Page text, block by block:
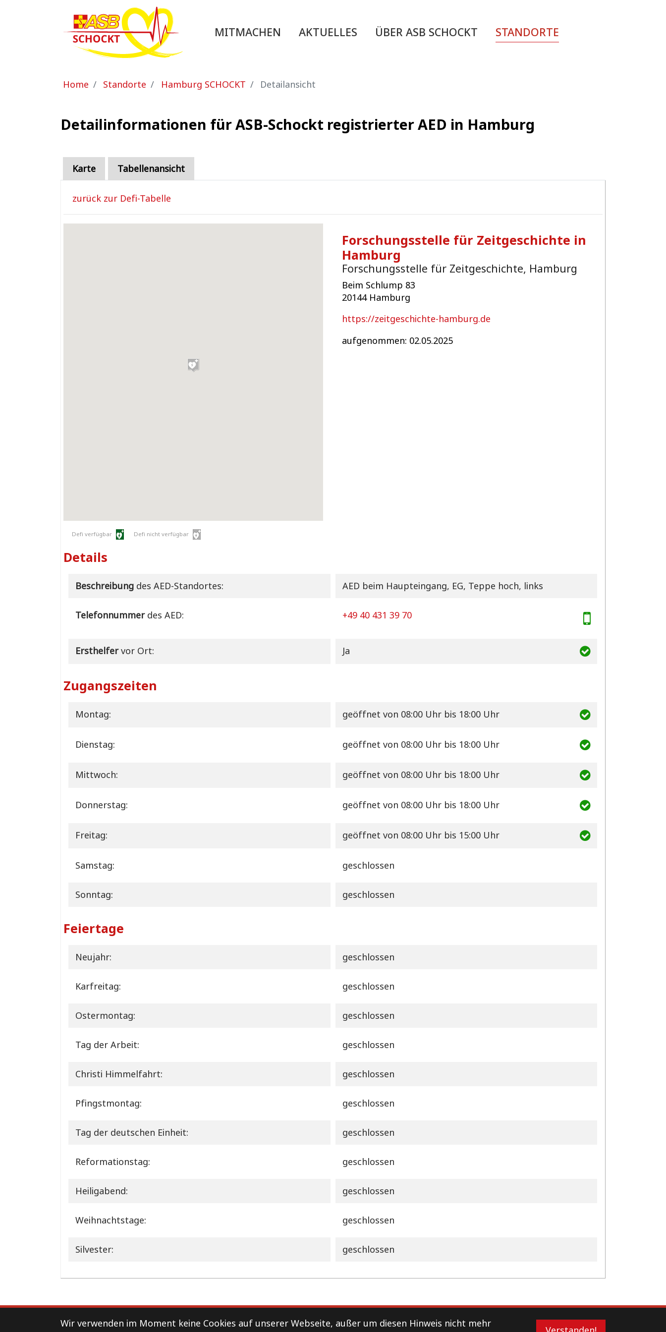
Wir verwenden im Moment keine Cookies auf unserer Webseite, außer um diesen Hinweis nicht mehr
MITMACHEN AKTUELLES ÜBER ASB SCHOCKT STANDORTE
Sie sind hier:
Home Standorte Hamburg SCHOCKT Detailansicht
Detailinformationen für ASB-Schockt registrierter AED in Hamburg
Karte Tabellenansicht
zurück zur Defi-Tabelle
Defi verfügbar Defi nicht verfügbar
Forschungsstelle für Zeitgeschichte in
Hamburg
Forschungsstelle für Zeitgeschichte, Hamburg
Beim Schlump 83
20144 Hamburg
https://zeitgeschichte-hamburg.de
aufgenommen: 02.05.2025
Details
Beschreibungdes AED-Standortes: AED beim Haupteingang, EG, Teppe hoch, links
Telefonnummerdes AED: +49 40 431 39 70
Ersthelfervor Ort: Ja
Zugangszeiten
Montag: geöffnet von 08:00 Uhr bis 18:00 Uhr
Dienstag: geöffnet von 08:00 Uhr bis 18:00 Uhr
Mittwoch: geöffnet von 08:00 Uhr bis 18:00 Uhr
Donnerstag: geöffnet von 08:00 Uhr bis 18:00 Uhr
Freitag: geöffnet von 08:00 Uhr bis 15:00 Uhr
Samstag: geschlossen
Sonntag: geschlossen
Feiertage
Neujahr: geschlossen
Karfreitag: geschlossen
Ostermontag: geschlossen
Tag der Arbeit: geschlossen
Christi Himmelfahrt: geschlossen
Pfingstmontag: geschlossen
Tag der deutschen Einheit: geschlossen
Reformationstag: geschlossen
Heiligabend: geschlossen
Weihnachtstage: geschlossen
Silvester: geschlossen
Support Kontakt Impressum Datenschutz